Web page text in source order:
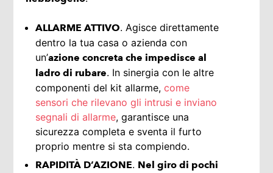
ALLARME ATTIVO. Agisce direttamente
dentro la tua casa o azienda con
un’azione concreta che impedisce al
ladro di rubare. In sinergia con le altre
componenti del kit allarme,come
sensori che rilevano gli intrusi e inviano
segnali di allarme, garantisce una
sicurezza completa e sventa il furto
proprio mentre si sta compiendo.
RAPIDITÀ D’AZIONE. Nel giro di pochi